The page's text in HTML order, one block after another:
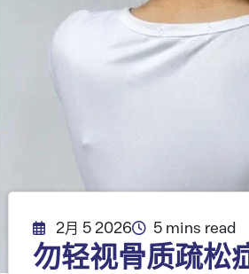
2月 5 2026 5 mins read
勿轻视骨质疏松